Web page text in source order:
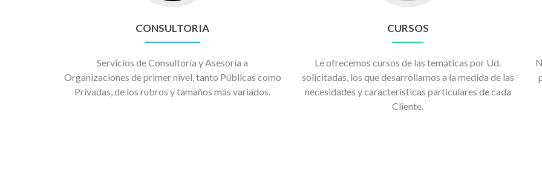
CONSULTORIA
Servicios de Consultoría y Asesoría a
Organizaciones de primer nivel, tanto Públicas como
Privadas, de los rubros y tamaños más variados.
CURSOS
Le ofrecemos cursos de las temáticas por Ud.
solicitadas, los que desarrollamos a la medida de las
necesidades y características particulares de cada
Cliente.